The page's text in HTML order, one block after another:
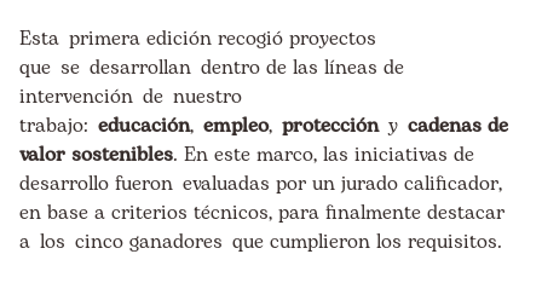
Esta primera edición recogió proyectos
que se desarrollan dentro de las líneas de
intervención de nuestro
trabajo: educación, empleo, proteccióny cadenas de
valor sostenibles. En este marco, las iniciativas de
desarrollo fueron evaluadas por un jurado calificador,
en base a criterios técnicos, para finalmente destacar
a los cinco ganadores que cumplieron los requisitos.